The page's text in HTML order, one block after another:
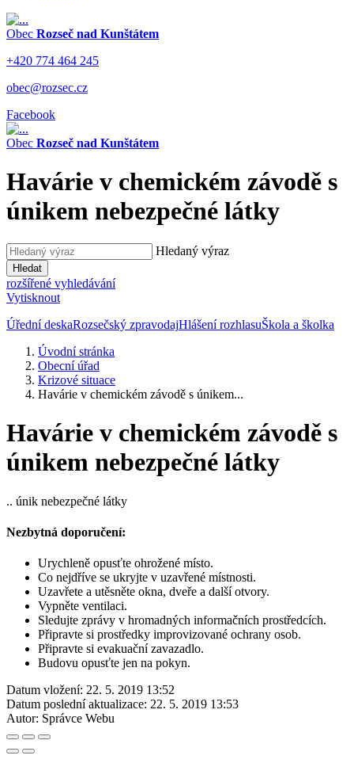
Obec Rozseč nad Kunštátem
+420 774 464 245
obec@rozsec.cz
Facebook
Obec Rozseč nad Kunštátem
Havárie v chemickém závodě s
únikem nebezpečné látky
Hledaný výraz
Hledat
rozšířené vyhledávání
Vytisknout
Úřední deskaRozsečský zpravodajHlášení rozhlasuŠkola a školka
Úvodní stránka
Obecní úřad
Krizové situace
Havárie v chemickém závodě s únikem...
Havárie v chemickém závodě s
únikem nebezpečné látky
.. únik nebezpečné látky
Nezbytná doporučení:
Urychleně opusťte ohrožené místo.
Co nejdříve se ukryjte v uzavřené místnosti.
Uzavřete a utěsněte okna, dveře a další otvory.
Vypněte ventilaci.
Sledujte zprávy v hromadných informačních prostředcích.
Připravte si prostředky improvizované ochrany osob.
Připravte si evakuační zavazadlo.
Budovu opusťte jen na pokyn.
Datum vložení: 22. 5. 2019 13:52
Datum poslední aktualizace: 22. 5. 2019 13:53
Autor: Správce Webu